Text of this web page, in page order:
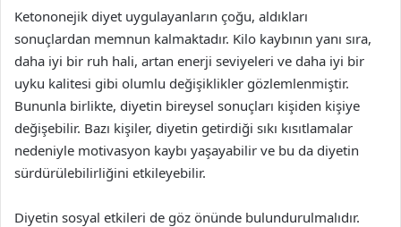
Ketononejik diyet uygulayanların çoğu, aldıkları
sonuçlardan memnun kalmaktadır. Kilo kaybının yanı sıra,
daha iyi bir ruh hali, artan enerji seviyeleri ve daha iyi bir
uyku kalitesi gibi olumlu değişiklikler gözlemlenmiştir.
Bununla birlikte, diyetin bireysel sonuçları kişiden kişiye
değişebilir. Bazı kişiler, diyetin getirdiği sıkı kısıtlamalar
nedeniyle motivasyon kaybı yaşayabilir ve bu da diyetin
sürdürülebilirliğini etkileyebilir.
Diyetin sosyal etkileri de göz önünde bulundurulmalıdır.